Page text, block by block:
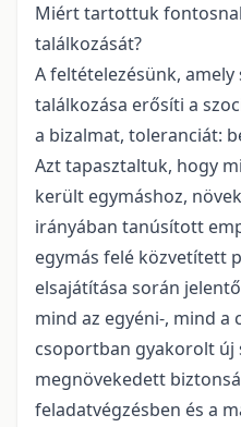
Miért tartottuk
találkozását?
A feltételezésünk,
találkozása erősíti a
a bizalmat, toleranciát:
Azt tapasztaltuk, hogy
került egymáshoz,
irányában tanúsított
egymás felé közvetített
elsajátítása során
mind az egyéni-, mind
csoportban gyakorolt új
megnövekedett
feladatvégzésben és a